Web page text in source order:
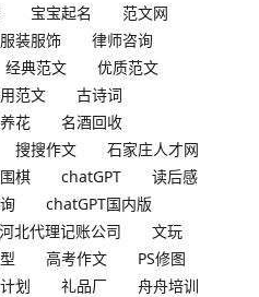
宝宝起名
范文网
服装服饰
律师咨询
经典范文
优质范文
范文
古诗词
养花
名酒回收
搜搜作文
石家庄人才网
围棋 chatGPT
读后感
chatGPT国内版
河北代理记账公司
文玩
高考作文
PS修图
划 礼品厂
舟舟培训